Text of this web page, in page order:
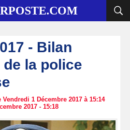
- Bilan
la police
1 Décembre 2017 à 15:14
2017 - 15:18